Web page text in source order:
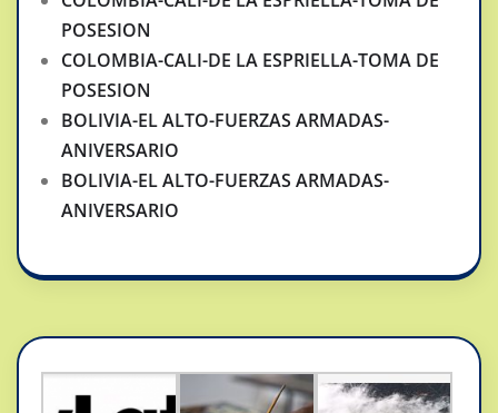
POSESION
COLOMBIA-CALI-DE LA ESPRIELLA-TOMA DE
POSESION
BOLIVIA-EL ALTO-FUERZAS ARMADAS-
ANIVERSARIO
BOLIVIA-EL ALTO-FUERZAS ARMADAS-
ANIVERSARIO